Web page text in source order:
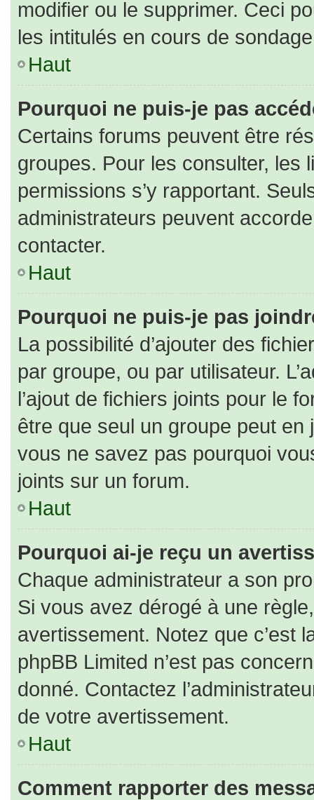
modifier ou le supprimer. Ceci
les intitulés en cours de
Haut
Pourquoi ne puis-je pas
Certains forums peuvent être
groupes. Pour les consulter, les
permissions s’y rapportant.
administrateurs peuvent
contacter.
Haut
Pourquoi ne puis-je pas
La possibilité d’ajouter des
par groupe, ou par utilisateur.
l’ajout de fichiers joints pour le
être que seul un groupe peut en
vous ne savez pas pourquoi
joints sur un forum.
Haut
Pourquoi ai-je reçu un
Chaque administrateur a son
Si vous avez dérogé à une
avertissement. Notez que c’est
phpBB Limited n’est pas
donné. Contactez
de votre avertissement.
Haut
Comment rapporter des